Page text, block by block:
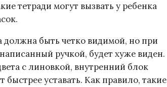
тетради могут вызвать у ребенка
должна быть четко видимой, но при
ручкой, будет хуже виден.
с линовкой, внутренний блок
уставать. Как правило, такие